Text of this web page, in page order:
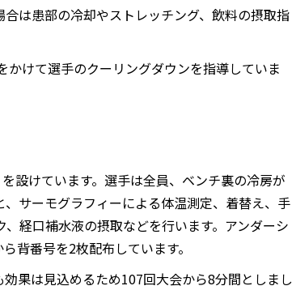
は患部の冷却やストレッチング、飲料の摂取指
けて選手のクーリングダウンを指導していま
設けています。選手は全員、ベンチ裏の冷房が
サーモグラフィーによる体温測定、着替え、手
経口補水液の摂取などを行います。アンダーシ
背番号を2枚配布しています。
果は見込めるため107回大会から8分間としまし